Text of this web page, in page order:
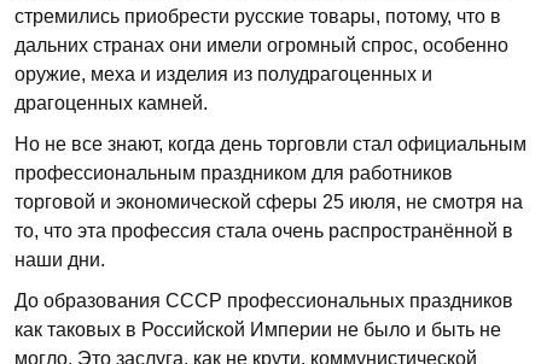
стремились приобрести русские товары, потому, что в
дальних странах они имели огромный спрос, особенно
оружие, меха и изделия из полудрагоценных и
драгоценных камней.
Но не все знают, когда день торговли стал официальным
профессиональным праздником для работников
торговой и экономической сферы 25 июля, не смотря на
то, что эта профессия стала очень распространённой в
наши дни.
До образования СССР профессиональных праздников
как таковых в Российской Империи не было и быть не
могло. Это заслуга, как не крути, коммунистической